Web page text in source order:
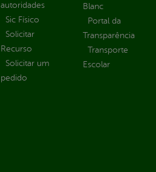
autoridades
Sic Físico
Solicitar
Recurso
Solicitar um
pedido
Blanc
Portal da
Transparência
Transporte
Escolar